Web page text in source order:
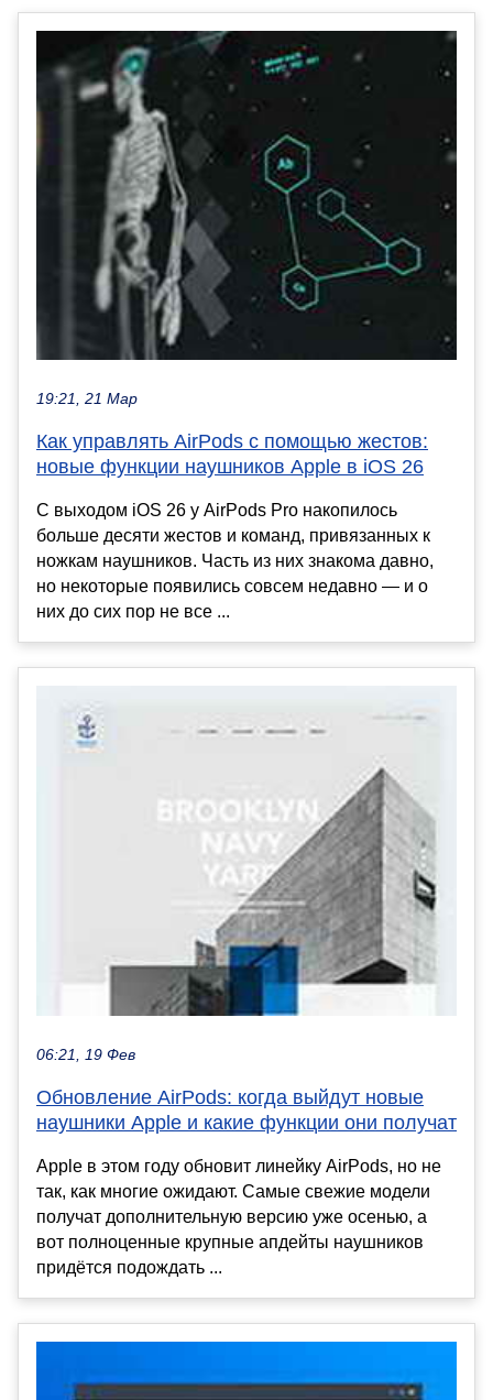
19:21, 21 Мар
Как управлять AirPods с помощью жестов:
новые функции наушников Apple в iOS 26
С выходом iOS 26 у AirPods Pro накопилось
больше десяти жестов и команд, привязанных к
ножкам наушников. Часть из них знакома давно,
но некоторые появились совсем недавно — и о
них до сих пор не все ...
06:21, 19 Фев
Обновление AirPods: когда выйдут новые
наушники Apple и какие функции они получат
Apple в этом году обновит линейку AirPods, но не
так, как многие ожидают. Самые свежие модели
получат дополнительную версию уже осенью, а
вот полноценные крупные апдейты наушников
придётся подождать ...